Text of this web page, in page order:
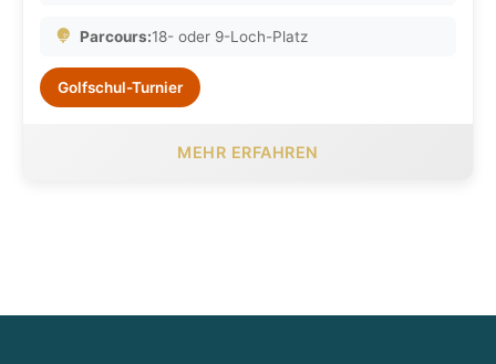
Parcours:18- oder 9-Loch-Platz
Golfschul-Turnier
MEHR ERFAHREN